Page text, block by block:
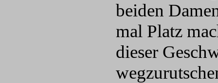
beiden
mal Platz
dieser